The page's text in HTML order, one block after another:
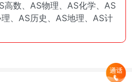
高数、AS物理、AS化学、AS
、AS历史、AS地理、AS计